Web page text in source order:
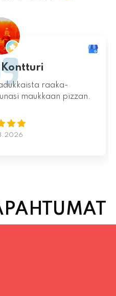
raaka-
maukkaan pizzan.